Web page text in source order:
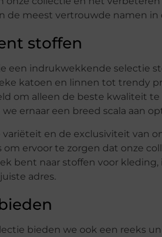
de meest vertrouwde namen in
stoffen
een indrukwekkende selectie
katoen en linnen tot trendy
om alleen de beste kwaliteit
ernaar een breed scala aan
en de exclusiviteit van
ervoor te zorgen dat onze
bent naar stoffen voor
adres.
bieden we ook een reeks